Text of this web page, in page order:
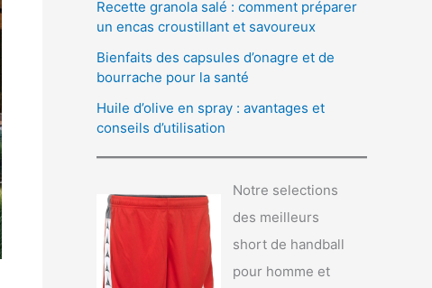
Recette granola salé : comment préparer
un encas croustillant et savoureux
Bienfaits des capsules d’onagre et de
bourrache pour la santé
Huile d’olive en spray : avantages et
conseils d’utilisation
Notre selections
des meilleurs
short de handball
pour homme et